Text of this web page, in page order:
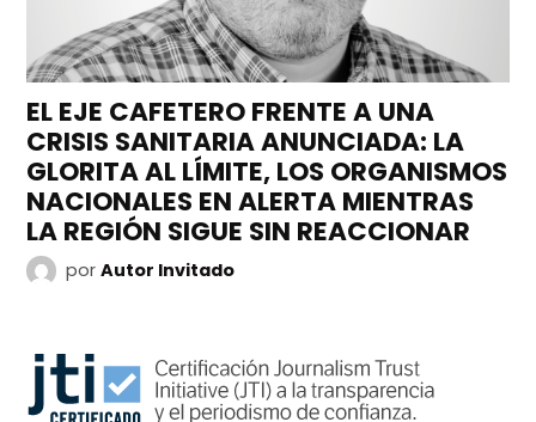
EL EJE CAFETERO FRENTE A UNA
CRISIS SANITARIA ANUNCIADA: LA
GLORITA AL LÍMITE, LOS ORGANISMOS
NACIONALES EN ALERTA MIENTRAS
LA REGIÓN SIGUE SIN REACCIONAR
por Autor Invitado